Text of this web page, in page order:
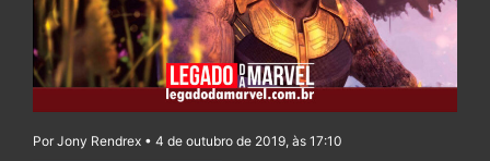
Por Jony Rendrex • 4 de outubro de 2019, às 17:10